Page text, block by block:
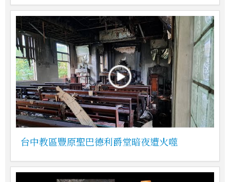
台中教區豐原聖巴德利爵堂暗夜遭火噬